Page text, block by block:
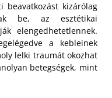
beavatkozást kizárólag
be, az esztétikai
elengedhetetlennek.
a kebleinek
lelki traumát okozhat
betegségek, mint